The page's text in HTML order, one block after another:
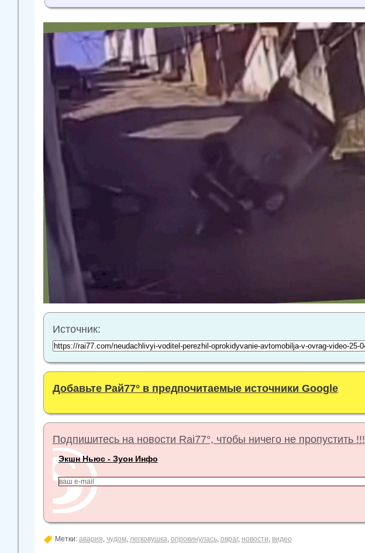
Источник:
Добавьте Рай77° в предпочитаемые источники Google
Подпишитесь на новости Rai77°, чтобы ничего не пропустить !!!
Экшн Ньюс - Зуон Инфо
Метки: авария чудом, легковушка опрокинулась, овраг, новости видео